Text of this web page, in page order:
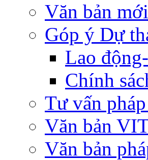
Văn bản mới
Góp ý Dự
Lao
Chính
Tư vấn
Văn bản
Văn bản